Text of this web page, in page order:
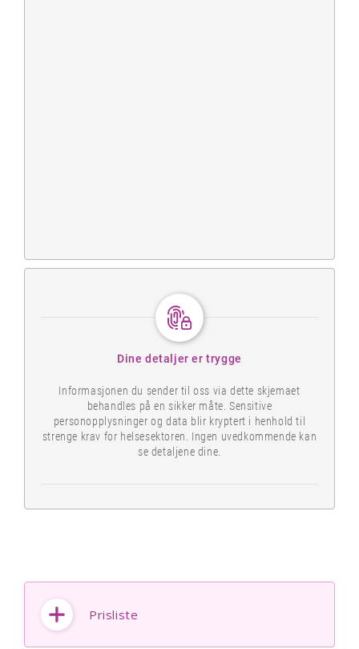
Dine detaljer er trygge
Informasjonen du sender til oss via dette skjemaet
behandles på en sikker måte. Sensitive
personopplysninger og data blir kryptert i henhold til
strenge krav for helsesektoren. Ingen uvedkommende kan
se detaljene dine.
Prisliste